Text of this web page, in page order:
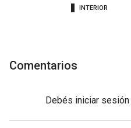
INTERIOR
Comentarios
Debés iniciar sesión